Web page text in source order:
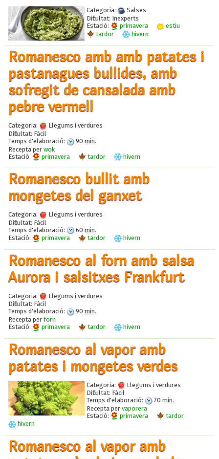
Categoria:
Salses
Dificultat: Inexperts
Estació:
primavera
estiu
tardor
hivern
Romanesco amb amb patates i
pastanagues bullides, amb
sofregit de cansalada amb
pebre vermell
Categoria:
Llegums i verdures
Dificultat: Fàcil
Temps d'elaboració:
90 min.
Recepta per wok
Estació:
primavera tardor hivern
Romanesco bullit amb
mongetes del ganxet
Categoria:
Llegums i verdures
Dificultat: Fàcil
Temps d'elaboració:
60 min.
Estació:
primavera tardor hivern
Romanesco al forn amb salsa
Aurora i salsitxes Frankfurt
Categoria:
Llegums i verdures
Dificultat: Fàcil
Temps d'elaboració:
90 min.
Recepta per forn
Estació:
primavera tardor hivern
Romanesco al vapor amb
patates i mongetes verdes
Categoria:
Llegums i verdures
Dificultat: Fàcil
Temps d'elaboració:
70 min.
Recepta per vaporera
Estació:
primavera
tardor
hivern
Romanesco al vapor amb